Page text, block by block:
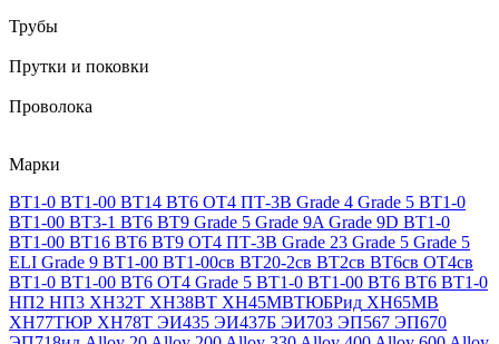
Трубы
Прутки и поковки
Проволока
Марки
ВТ1-0 ВТ1-00 ВТ14 ВТ6 ОТ4 ПТ-3В Grade 4 Grade 5 ВТ1-0
ВТ1-00 ВТ3-1 ВТ6 ВТ9 Grade 5 Grade 9A Grade 9D ВТ1-0
ВТ1-00 ВТ16 ВТ6 ВТ9 ОТ4 ПТ-3В Grade 23 Grade 5 Grade 5
ELI Grade 9 ВТ1-00 ВТ1-00св ВТ20-2св ВТ2св ВТ6св ОТ4св
ВТ1-0 ВТ1-00 ВТ6 ОТ4 Grade 5 ВТ1-0 ВТ1-00 ВТ6 ВТ6 ВТ1-0
НП2 НП3 ХН32Т ХН38ВТ ХН45МВТЮБРид ХН65МВ
ХН77ТЮР ХН78Т ЭИ435 ЭИ437Б ЭИ703 ЭП567 ЭП670